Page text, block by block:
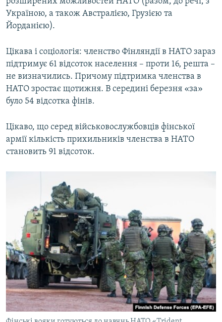
Україною, а також Австралією, Грузією та
Йорданією).
Цікава і соціологія: членство Фінляндії в НАТО зараз
підтримує 61 відсоток населення – проти 16, решта –
не визначились. Причому підтримка членства в
НАТО зростає щотижня. В середині березня «за»
було 54 відсотка фінів.
Цікаво, що серед військовослужбовців фінської
армії кількість прихильників членства в НАТО
становить 91 відсоток.